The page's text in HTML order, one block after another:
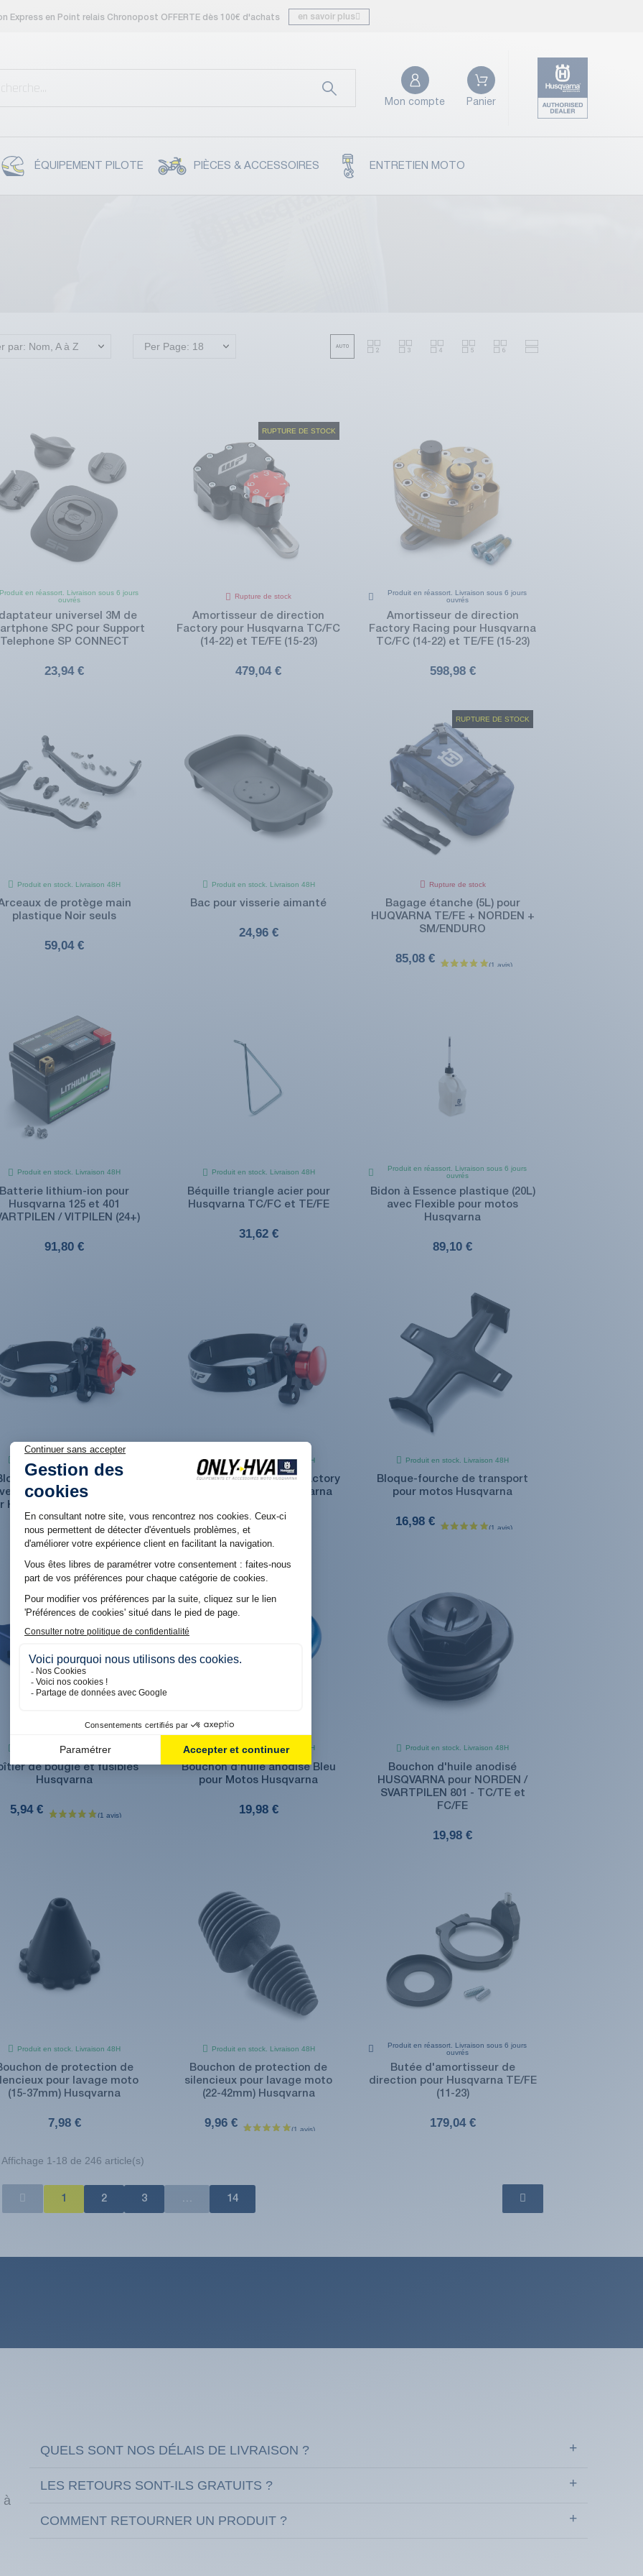
Express en Point relais Chronopost OFFERTE dès 100€ d'achats en savoir plus
Mon compte Panier
ÉQUIPEMENT PILOTE PIÈCES & ACCESSOIRES ENTRETIEN MOTO
par: Nom, A à Z Per Page: 18
Produit en réassort. Livraison sous 6 jours
ouvrés
universel 3M de
SPC pour Support
Telephone SP CONNECT
23,94 €
RUPTURE DE STOCK
Rupture de stock
Amortisseur de direction
Factory pour Husqvarna TC/FC
(14-22) et TE/FE (15-23)
479,04 €
Produit en réassort. Livraison sous 6 jours
ouvrés
Amortisseur de direction
Factory Racing pour Husqvarna
TC/FC (14-22) et TE/FE (15-23)
598,98 €
Produit en stock. Livraison 48H
de protège main
plastique Noir seuls
59,04 €
Produit en stock. Livraison 48H
Bac pour visserie aimanté
24,96 €
RUPTURE DE STOCK
Rupture de stock
Bagage étanche (5L) pour
HUQVARNA TE/FE + NORDEN +
SM/ENDURO
85,08 €
Produit en stock. Livraison 48H
Batterie lithium-ion pour
Husqvarna 125 et 401
/ VITPILEN (24+)
91,80 €
Produit en stock. Livraison 48H
Béquille triangle acier pour
Husqvarna TC/FC et TE/FE
31,62 €
Produit en réassort. Livraison sous 6 jours
ouvrés
Bidon à Essence plastique (20L)
avec Flexible pour motos
Husqvarna
89,10 €
fourche départ à 2
Factory anodisé WP
Husqvarna TC/FC et TE/FE
99,00 €
Produit en stock. Livraison 48H
Bloque fourche départ Factory
anodisé WP pour Husqvarna
99,00 €
Produit en stock. Livraison 48H
Bloque-fourche de transport
pour motos Husqvarna
16,98 €
Produit en stock. Livraison 48H
de bougie et fusibles
Husqvarna
5,94 €
Produit en stock. Livraison 48H
Bouchon d'huile anodisé Bleu
pour Motos Husqvarna
19,98 €
Produit en stock. Livraison 48H
Bouchon d'huile anodisé
HUSQVARNA pour NORDEN /
SVARTPILEN 801 - TC/TE et
FC/FE
19,98 €
Produit en stock. Livraison 48H
de protection de
pour lavage moto
(15-37mm) Husqvarna
7,98 €
Produit en stock. Livraison 48H
Bouchon de protection de
silencieux pour lavage moto
(22-42mm) Husqvarna
9,96 €
Produit en réassort. Livraison sous 6 jours
ouvrés
Butée d'amortisseur de
direction pour Husqvarna TE/FE
(11-23)
179,04 €
Affichage 1-18 de 246 article(s)
1 2 3 … 14
à
QUELS SONT NOS DÉLAIS DE LIVRAISON ?
LES RETOURS SONT-ILS GRATUITS ?
COMMENT RETOURNER UN PRODUIT ?